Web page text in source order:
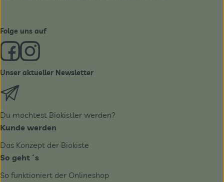
Folge uns auf
Externer Link zu https://www.facebook.com/derBiobote/
Externer Link zu https://www.instagram.com/
Unser aktueller Newsletter
Du möchtest Biokistler werden?
Kunde werden
Das Konzept der Biokiste
So geht´s
So funktioniert der Onlineshop